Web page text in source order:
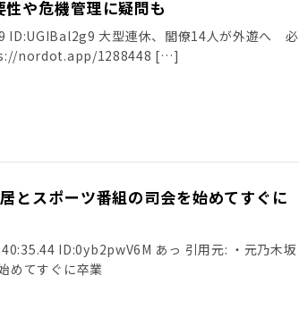
や危機管理に疑問も
大型連休、閣僚14人が外遊へ 必
nordot.app/1288448 […]
とスポーツ番組の司会を始めてすぐに
ID:0yb2pwV6M あっ 引用元: ・元乃木坂
めてすぐに卒業